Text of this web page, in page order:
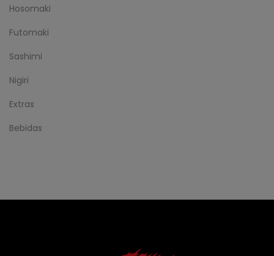
Hosomaki
Futomaki
Sashimi
Nigiri
Extras
Bebidas